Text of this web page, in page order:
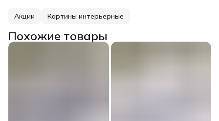
Акции Картины интерьерные
Похожие товары